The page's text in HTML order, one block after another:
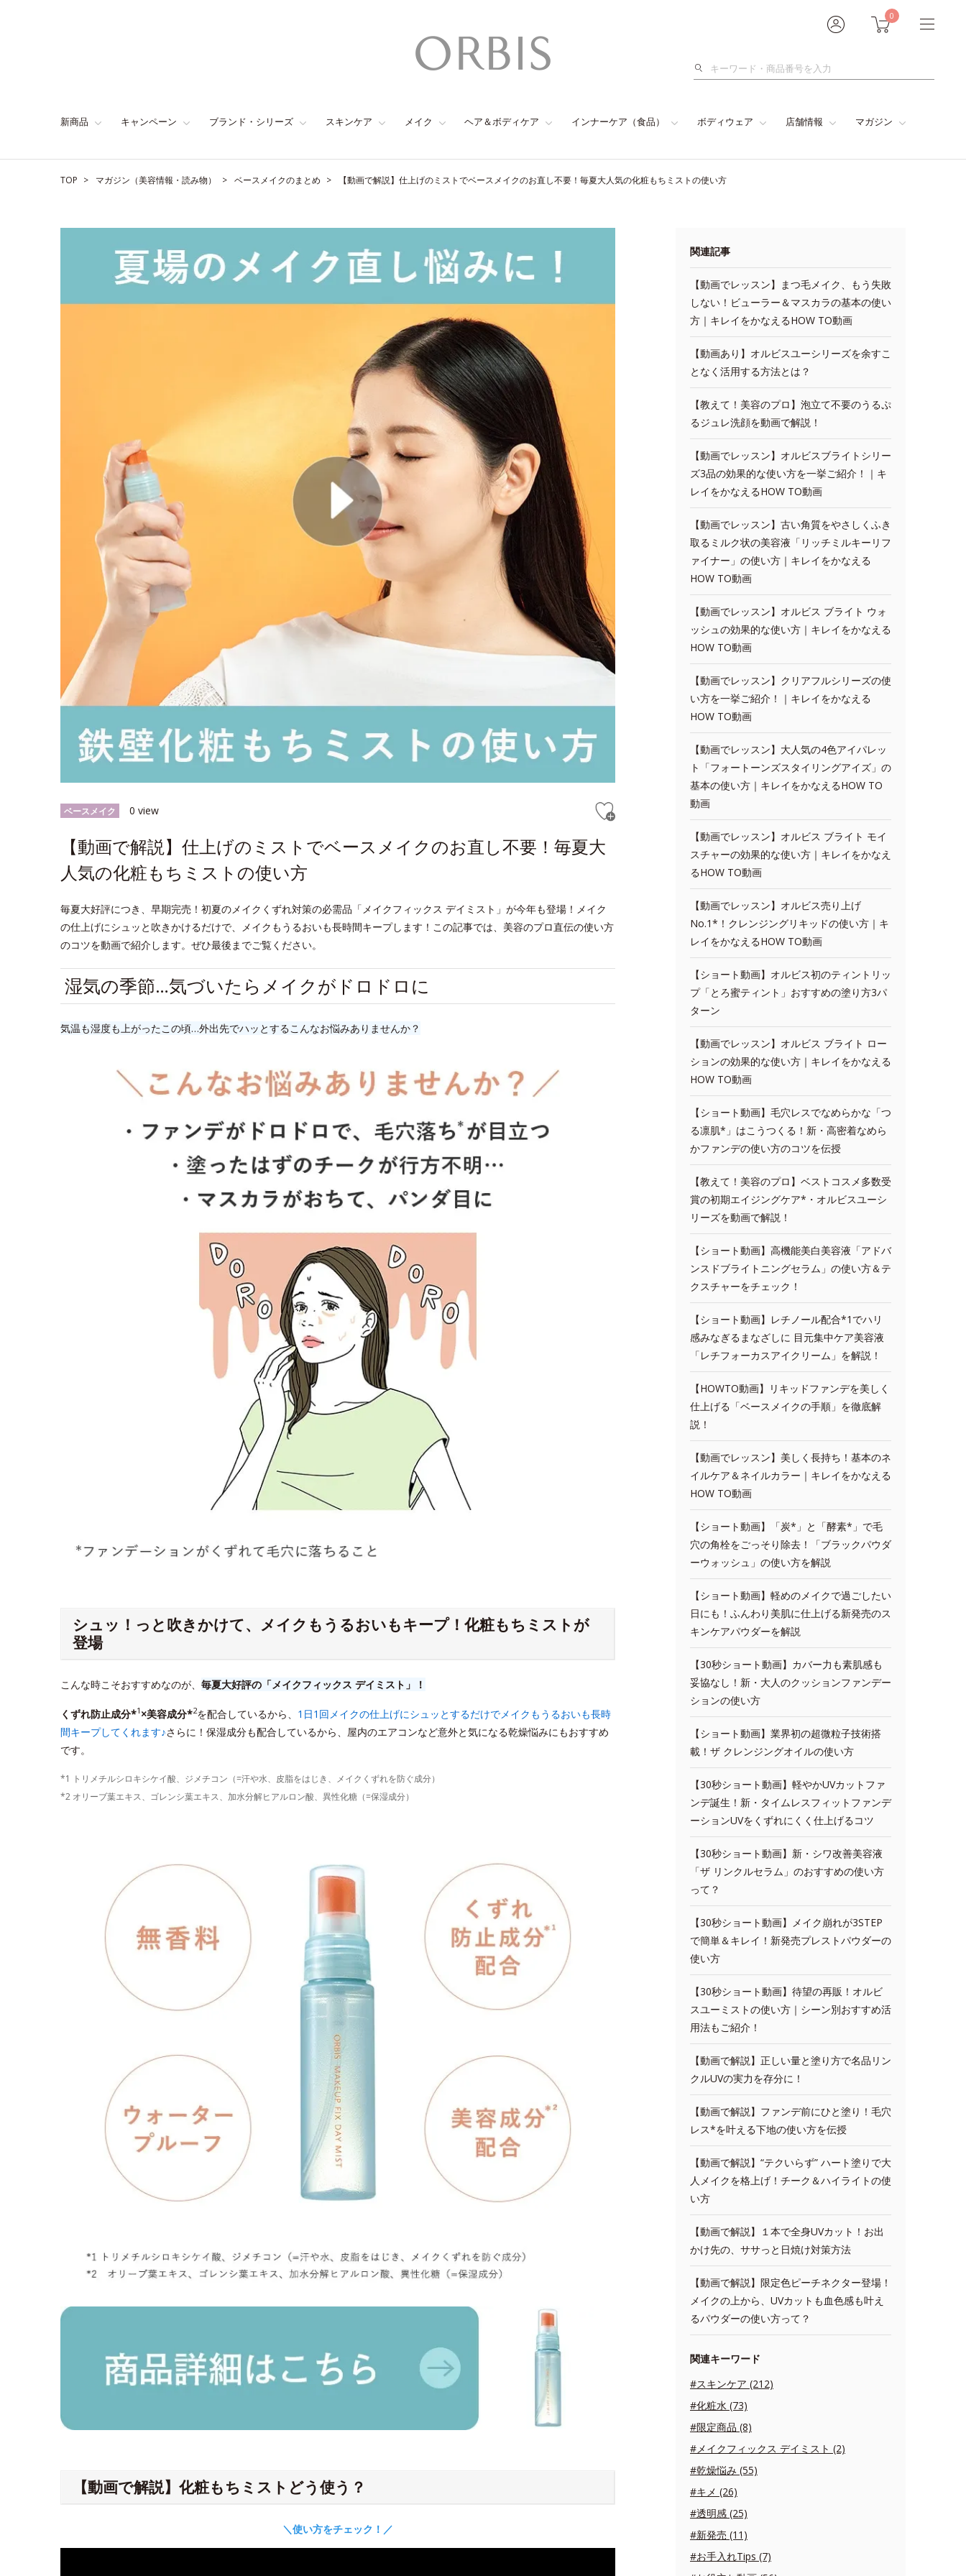
0
検
新商品 キャンペーン ブランド・シリーズ スキンケア メイク ヘア＆ボディケア インナーケア（食品） ボディウェア 店舗情報 マガジン
TOP マガジン（美容情報・読み物） ベースメイクのまとめ 【動画で解説】仕上げのミストでベースメイクのお直し不要！毎夏大人気の化粧もちミストの使い方
ベースメイク 0 view
【動画で解説】仕上げのミストでベースメイクのお直し不要！毎夏大
人気の化粧もちミストの使い方
毎夏大好評につき、早期完売！初夏のメイクくずれ対策の必需品「メイクフィックス デイミスト」が今年も登場！メイク
の仕上げにシュッと吹きかけるだけで、メイクもうるおいも長時間キープします！この記事では、美容のプロ直伝の使い方
のコツを動画で紹介します。ぜひ最後までご覧ください。
湿気の季節…気づいたらメイクがドロドロに
気温も湿度も上がったこの頃…外出先でハッとするこんなお悩みありませんか？
シュッ！っと吹きかけて、メイクもうるおいもキープ！化粧もちミストが
登場
こんな時こそおすすめなのが、 毎夏大好評の「メイクフィックス デイミスト」！
くずれ防止成分*1 ×美容成分*2を配合しているから、 1日1回メイクの仕上げにシュッとするだけでメイクもうるおいも長時
間キープしてくれます♪さらに！保湿成分も配合しているから、屋内のエアコンなど意外と気になる乾燥悩みにもおすすめ
です。
*1 トリメチルシロキシケイ酸、ジメチコン（=汗や水、皮脂をはじき、メイクくずれを防ぐ成分）
*2 オリーブ葉エキス、ゴレンシ葉エキス、加水分解ヒアルロン酸、異性化糖（=保湿成分）
【動画で解説】化粧もちミストどう使う？
＼使い方をチェック！／
関連記事
【動画でレッスン】まつ毛メイク、もう失敗
しない！ビューラー＆マスカラの基本の使い
方｜キレイをかなえるHOW TO動画
【動画あり】オルビスユーシリーズを余すこ
となく活用する方法とは？
【教えて！美容のプロ】泡立て不要のうるぷ
るジュレ洗顔を動画で解説！
【動画でレッスン】オルビスブライトシリー
ズ3品の効果的な使い方を一挙ご紹介！｜キ
レイをかなえるHOW TO動画
【動画でレッスン】古い角質をやさしくふき
取るミルク状の美容液「リッチミルキーリフ
ァイナー」の使い方｜キレイをかなえる
HOW TO動画
【動画でレッスン】オルビス ブライト ウォ
ッシュの効果的な使い方｜キレイをかなえる
HOW TO動画
【動画でレッスン】クリアフルシリーズの使
い方を一挙ご紹介！｜キレイをかなえる
HOW TO動画
【動画でレッスン】大人気の4色アイパレッ
ト「フォートーンズスタイリングアイズ」の
基本の使い方｜キレイをかなえるHOW TO
動画
【動画でレッスン】オルビス ブライト モイ
スチャーの効果的な使い方｜キレイをかなえ
るHOW TO動画
【動画でレッスン】オルビス売り上げ
No.1*！クレンジングリキッドの使い方｜キ
レイをかなえるHOW TO動画
【ショート動画】オルビス初のティントリッ
プ「とろ蜜ティント」おすすめの塗り方3パ
ターン
【動画でレッスン】オルビス ブライト ロー
ションの効果的な使い方｜キレイをかなえる
HOW TO動画
【ショート動画】毛穴レスでなめらかな「つ
る凛肌*」はこうつくる！新・高密着なめら
かファンデの使い方のコツを伝授
【教えて！美容のプロ】ベストコスメ多数受
賞の初期エイジングケア*・オルビスユーシ
リーズを動画で解説！
【ショート動画】高機能美白美容液「アドバ
ンスドブライトニングセラム」の使い方＆テ
クスチャーをチェック！
【ショート動画】レチノール配合*1でハリ
感みなぎるまなざしに 目元集中ケア美容液
「レチフォーカスアイクリーム」を解説！
【HOWTO動画】リキッドファンデを美しく
仕上げる「ベースメイクの手順」を徹底解
説！
【動画でレッスン】美しく長持ち！基本のネ
イルケア＆ネイルカラー｜キレイをかなえる
HOW TO動画
【ショート動画】「炭*」と「酵素*」で毛
穴の角栓をごっそり除去！「ブラックパウダ
ーウォッシュ」の使い方を解説
【ショート動画】軽めのメイクで過ごしたい
日にも！ふんわり美肌に仕上げる新発売のス
キンケアパウダーを解説
【30秒ショート動画】カバー力も素肌感も
妥協なし！新・大人のクッションファンデー
ションの使い方
【ショート動画】業界初の超微粒子技術搭
載！ザ クレンジングオイルの使い方
【30秒ショート動画】軽やかUVカットファ
ンデ誕生！新・タイムレスフィットファンデ
ーションUVをくずれにくく仕上げるコツ
【30秒ショート動画】新・シワ改善美容液
「ザ リンクルセラム」のおすすめの使い方
って？
【30秒ショート動画】メイク崩れが3STEP
で簡単＆キレイ！新発売プレストパウダーの
使い方
【30秒ショート動画】待望の再販！オルビ
スユーミストの使い方｜シーン別おすすめ活
用法もご紹介！
【動画で解説】正しい量と塗り方で名品リン
クルUVの実力を存分に！
【動画で解説】ファンデ前にひと塗り！毛穴
レス*を叶える下地の使い方を伝授
【動画で解説】“テクいらず” ハート塗りで大
人メイクを格上げ！チーク＆ハイライトの使
い方
【動画で解説】１本で全身UVカット！お出
かけ先の、ササっと日焼け対策方法
【動画で解説】限定色ピーチネクター登場！
メイクの上から、UVカットも血色感も叶え
るパウダーの使い方って？
関連キーワード
#スキンケア (212)
#化粧水 (73)
#限定商品 (8)
#メイクフィックス デイミスト (2)
#乾燥悩み (55)
#キメ (26)
#透明感 (25)
#新発売 (11)
#お手入れTips (7)